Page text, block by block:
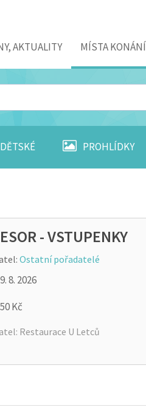
AKTUALITY MÍSTA KONÁNÍ
DĚTSKÉ PROHLÍDKY
- VSTUPENKY
Ostatní pořadatelé
8. 2026
Kč
Restaurace U Letců